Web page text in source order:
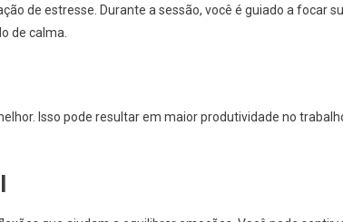
de estresse. Durante a sessão, você é guiado a focar
de calma.
Isso pode resultar em maior produtividade no